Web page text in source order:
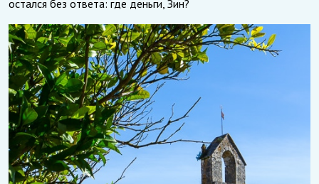
остался без ответа: где деньги, Зин?